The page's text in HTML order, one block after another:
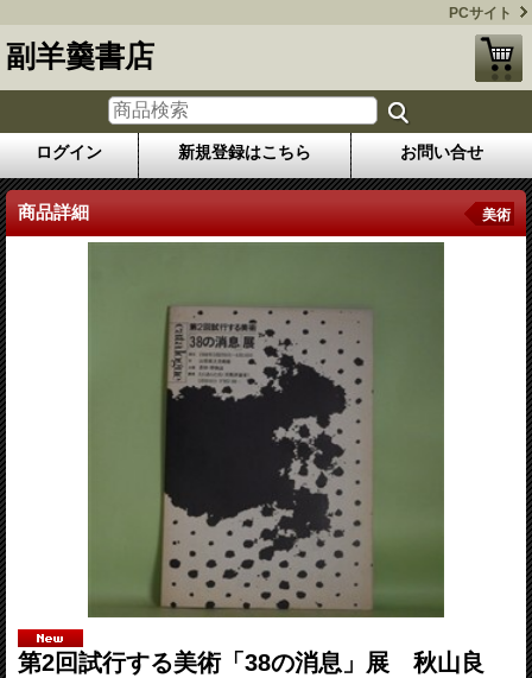
PCサイト
副羊羹書店
ログイン 新規登録はこちら お問い合せ
商品詳細 美術
第2回試行する美術「38の消息」展 秋山良